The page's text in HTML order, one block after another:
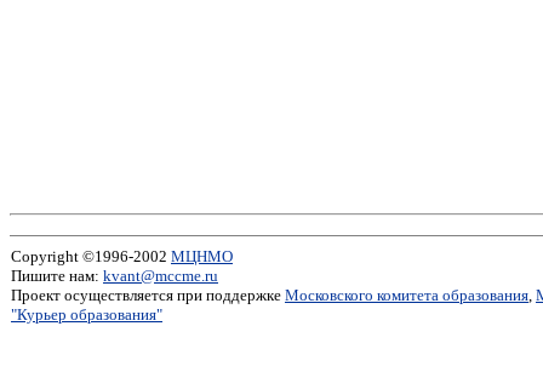
Copyright ©1996-2002 МЦНМО
Пишите нам: kvant@mccme.ru
Проект осуществляется при поддержке Московского комитета образования,
"Курьер образования"